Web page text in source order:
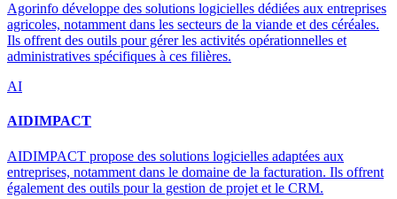
Agorinfo développe des solutions logicielles dédiées aux entreprises
agricoles, notamment dans les secteurs de la viande et des céréales.
Ils offrent des outils pour gérer les activités opérationnelles et
administratives spécifiques à ces filières.
AI
AIDIMPACT
AIDIMPACT propose des solutions logicielles adaptées aux
entreprises, notamment dans le domaine de la facturation. Ils offrent
également des outils pour la gestion de projet et le CRM.